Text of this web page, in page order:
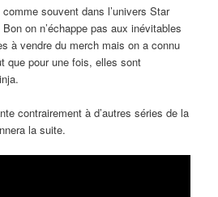
souvent dans l’univers Star
on n’échappe pas aux inévitables
à vendre du merch mais on a connu
que pour une fois, elles sont
contrairement à d’autres séries de la
la suite.